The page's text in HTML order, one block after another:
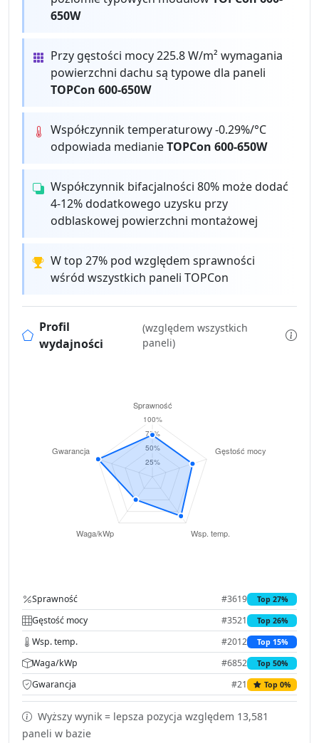
650W
Przy gęstości mocy 225.8 W/m² wymagania
powierzchni dachu są typowe dla paneli
TOPCon 600-650W
Współczynnik temperaturowy -0.29%/°C
odpowiada medianieTOPCon 600-650W
Współczynnik bifacjalności 80% może dodać
4-12% dodatkowego uzysku przy
odblaskowej powierzchni montażowej
W top 27% pod względem sprawności
wśród wszystkich paneli TOPCon
Profil
wydajności
(względem wszystkich
paneli)
Sprawność #3619 Top 27%
Gęstość mocy #3521 Top 26%
Wsp. temp. #2012 Top 15%
Waga/kWp #6852 Top 50%
Gwarancja #21 Top 0%
Wyższy wynik = lepsza pozycja względem 13,581
paneli w bazie